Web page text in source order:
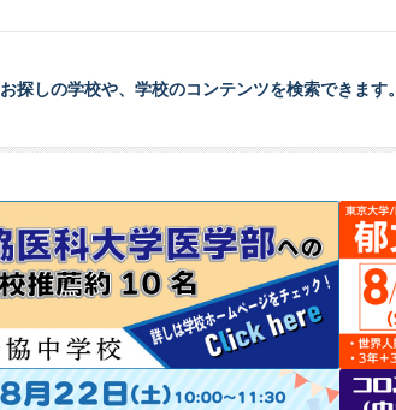
お探しの学校や、学校のコンテンツを検索できます。